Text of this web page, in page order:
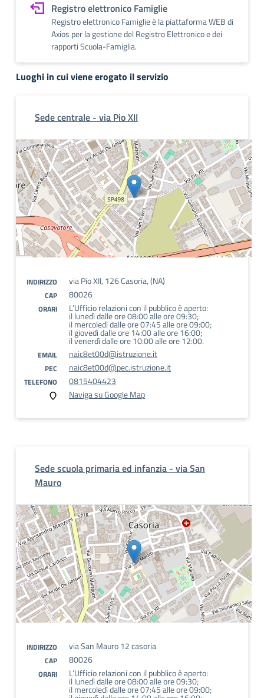
Registro elettronico Famiglie
Registro elettronico Famiglie è la piattaforma WEB di
Axios per la gestione del Registro Elettronico e dei
rapporti Scuola-Famiglia.
Luoghi in cui viene erogato il servizio
Sede centrale - via Pio XII
INDIRIZZO via Pio XII, 126 Casoria, (NA)
CAP 80026
ORARI L’Ufficio relazioni con il pubblico è aperto:
il lunedì dalle ore 08:00 alle ore 09:30;
il mercoledì dalle ore 07:45 alle ore 09:00;
il giovedì dalle ore 14:00 alle ore 16:00;
il venerdì dalle ore 10:00 alle ore 12:00.
EMAIL naic8et00d@istruzione.it
PEC naic8et00d@pec.istruzione.it
TELEFONO
0815404423
Naviga su Google Map
Sede scuola primaria ed infanzia - via San
Mauro
INDIRIZZO via San Mauro 12 casoria
CAP 80026
ORARI L’Ufficio relazioni con il pubblico è aperto:
il lunedì dalle ore 08:00 alle ore 09:30;
il mercoledì dalle ore 07:45 alle ore 09:00;